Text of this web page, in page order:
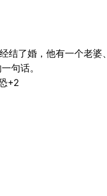
结了婚，他有一个老
句话。
+2